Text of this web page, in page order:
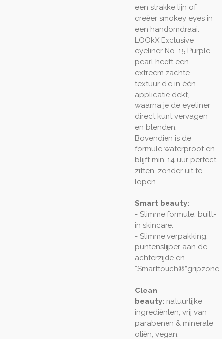
een strakke lijn of
creëer smokey eyes in
een handomdraai.
LOOkX Exclusive
eyeliner No. 15 Purple
pearl heeft een
extreem zachte
textuur die in één
applicatie dekt,
waarna je de eyeliner
direct kunt vervagen
en blenden.
Bovendien is de
formule waterproof en
blijft min. 14 uur perfect
zitten, zonder uit te
lopen.
Smart beauty:
- Slimme formule: built-
in skincare.
- Slimme verpakking:
puntenslijper aan de
achterzijde en
“Smarttouch®”gripzone.
Clean
beauty: natuurlijke
ingrediënten, vrij van
parabenen & minerale
oliën, vegan,